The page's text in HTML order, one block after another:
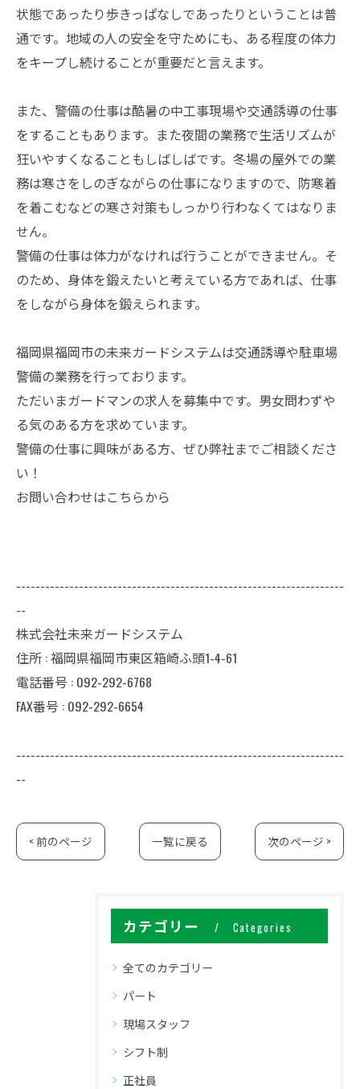
状態であったり歩きっぱなしであったりということは普
通です。地域の人の安全を守ためにも、ある程度の体力
をキープし続けることが重要だと言えます。
また、警備の仕事は酷暑の中工事現場や交通誘導の仕事
をすることもあります。また夜間の業務で生活リズムが
狂いやすくなることもしばしばです。冬場の屋外での業
務は寒さをしのぎながらの仕事になりますので、防寒着
を着こむなどの寒さ対策もしっかり行わなくてはなりま
せん。
警備の仕事は体力がなければ行うことができません。そ
のため、身体を鍛えたいと考えている方であれば、仕事
をしながら身体を鍛えられます。
福岡県福岡市の未来ガードシステムは交通誘導や駐車場
警備の業務を行っております。
ただいまガードマンの求人を募集中です。男女問わずや
る気のある方を求めています。
警備の仕事に興味がある方、ぜひ弊社までご相談くださ
い！
お問い合わせはこちらから
--------------------------------------------------------------------
--
株式会社未来ガードシステム
住所 : 福岡県福岡市東区箱崎ふ頭1-4-61
電話番号 : 092-292-6768
FAX番号 : 092-292-6654
--------------------------------------------------------------------
--
< 前のページ 一覧に戻る 次のページ >
カテゴリー Categories
全てのカテゴリー
パート
現場スタッフ
シフト制
正社員